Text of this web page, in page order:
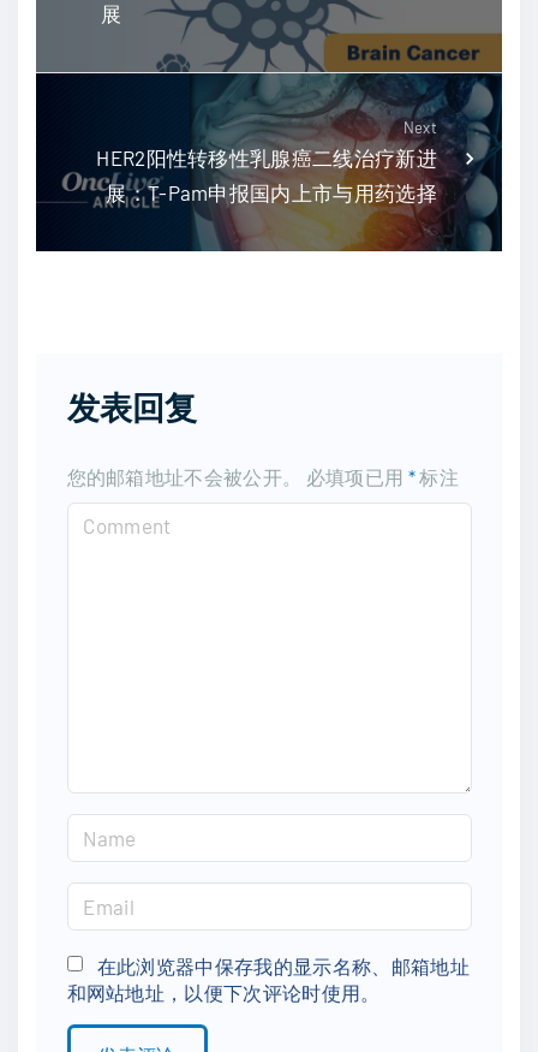
展
Next
HER2阳性转移性乳腺癌二线治疗新进
展：T-Pam申报国内上市与用药选择
发表回复
您的邮箱地址不会被公开。 必填项已用 *标注
a
e
*
m
a
i
l
在此浏览器中保存我的显示名称、邮箱地址
和网站地址，以便下次评论时使用。